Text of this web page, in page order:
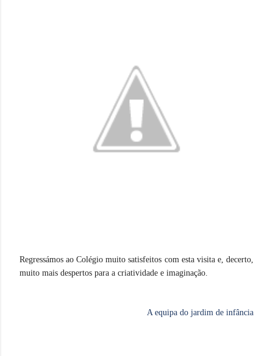
Regressámos ao Colégio muito satisfeitos com esta visita e, decerto,
muito mais despertos para a criatividade e imaginação.
A equipa do jardim de infância